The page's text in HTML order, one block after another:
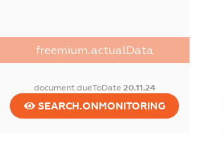
freemium.actualData
document.dueToDate 20.11.24
SEARCH.ONMONITORING